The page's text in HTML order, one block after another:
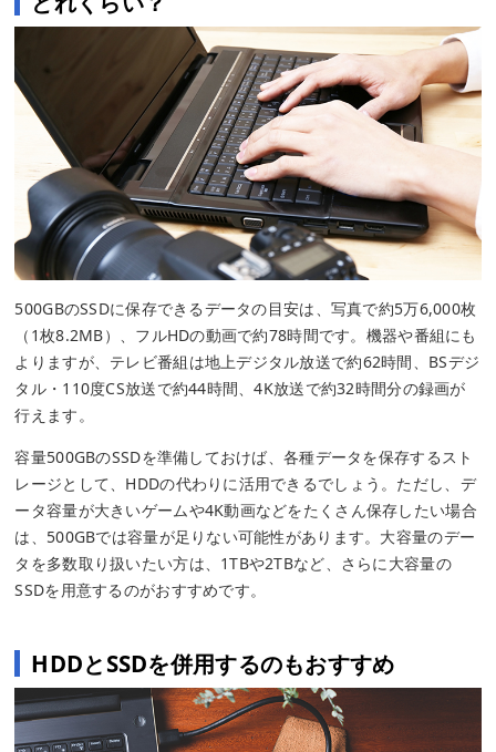
500GBのSSDに保存できるデータの目安は、写真で約5万6,000枚
（1枚8.2MB）、フルHDの動画で約78時間です。機器や番組にも
よりますが、テレビ番組は地上デジタル放送で約62時間、BSデジ
タル・110度CS放送で約44時間、4K放送で約32時間分の録画が
行えます。
容量500GBのSSDを準備しておけば、各種データを保存するスト
レージとして、HDDの代わりに活用できるでしょう。ただし、デ
ータ容量が大きいゲームや4K動画などをたくさん保存したい場合
は、500GBでは容量が足りない可能性があります。大容量のデー
タを多数取り扱いたい方は、1TBや2TBなど、さらに大容量の
SSDを用意するのがおすすめです。
HDDとSSDを併用するのもおすすめ